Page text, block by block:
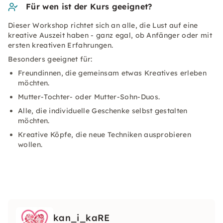
Für wen ist der Kurs geeignet?
Dieser Workshop richtet sich an alle, die Lust auf eine
kreative Auszeit haben - ganz egal, ob Anfänger oder mit
ersten kreativen Erfahrungen.
Besonders geeignet für:
Freundinnen, die gemeinsam etwas Kreatives erleben
möchten.
Mutter-Tochter- oder Mutter-Sohn-Duos.
Alle, die individuelle Geschenke selbst gestalten
möchten.
Kreative Köpfe, die neue Techniken ausprobieren
wollen.
kan_i_kaRE